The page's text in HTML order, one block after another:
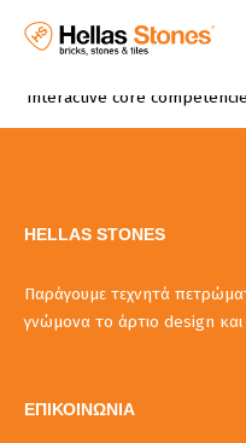
Phosfluorescently develop
interactive core
HELLAS STONES
Παράγουμε τεχνητά
γνώμονα το άρτιο design
ΕΠΙΚΟΙΝΩΝΙΑ